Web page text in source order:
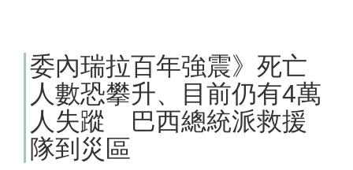
委內瑞拉百年強震》死亡
人數恐攀升、目前仍有4萬
人失蹤 巴西總統派救援
隊到災區